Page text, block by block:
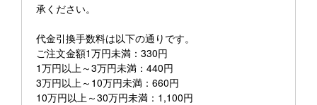
承ください。
代金引換手数料は以下の通りです。
ご注文金額1万円未満：330円
1万円以上～3万円未満：440円
3万円以上～10万円未満：660円
10万円以上～30万円未満：1,100円